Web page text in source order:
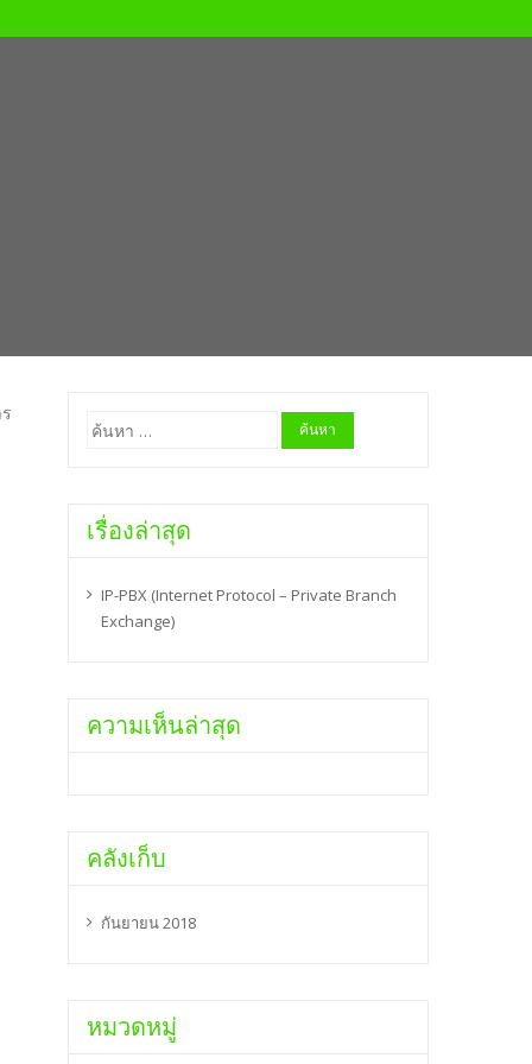
ค้นหา
สำหรับ:
เรื่องล่าสุด
IP-PBX (Internet Protocol – Private Branch
Exchange)
ความเห็นล่าสุด
คลังเก็บ
กันยายน 2018
หมวดหมู่